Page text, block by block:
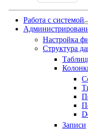
Работа с системой
Настройка
Структура
Записи